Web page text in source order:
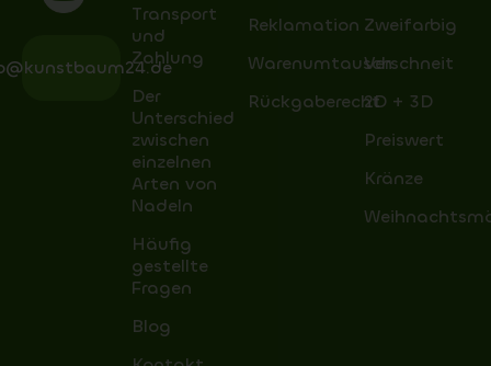
Transport
und
Zahlung
Der
Unterschied
zwischen
einzelnen
Arten von
Nadeln
Häufig
gestellte
Fragen
Blog
Reklamation
Warenumtausch
Rückgaberecht
Zweifarbig
Verschneit
2D + 3D
Preiswert
Kränze